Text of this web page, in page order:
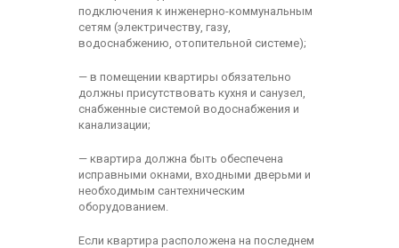
подключения к инженерно-коммунальным
сетям (электричеству, газу,
водоснабжению, отопительной системе);
— в помещении квартиры обязательно
должны присутствовать кухня и санузел,
снабженные системой водоснабжения и
канализации;
— квартира должна быть обеспечена
исправными окнами, входными дверьми и
необходимым сантехническим
оборудованием.
Если квартира расположена на последнем